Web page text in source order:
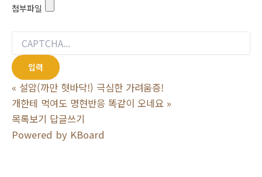
첨부파일
« 설암(까만 혓바닥!) 극심한 가려움증!
개한테 먹여도 명현반응 똑같이 오네요 »
목록보기 답글쓰기
Powered by KBoard